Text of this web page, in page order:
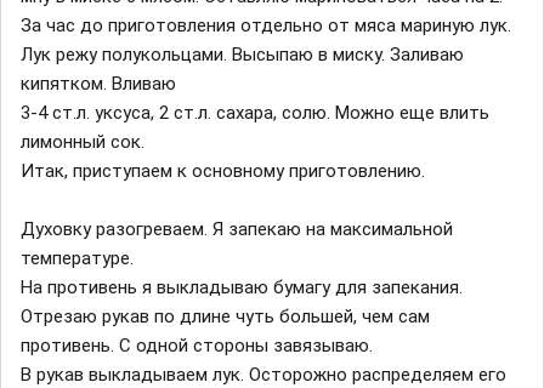
За час до приготовления отдельно от мяса мариную лук.
Лук режу полукольцами. Высыпаю в миску. Заливаю
кипятком. Вливаю
3-4 ст.л. уксуса, 2 ст.л. сахара, солю. Можно еще влить
лимонный сок.
Итак, приступаем к основному приготовлению.
Духовку разогреваем. Я запекаю на максимальной
температуре.
На противень я выкладываю бумагу для запекания.
Отрезаю рукав по длине чуть большей, чем сам
противень. С одной стороны завязываю.
В рукав выкладываем лук. Осторожно распределяем его